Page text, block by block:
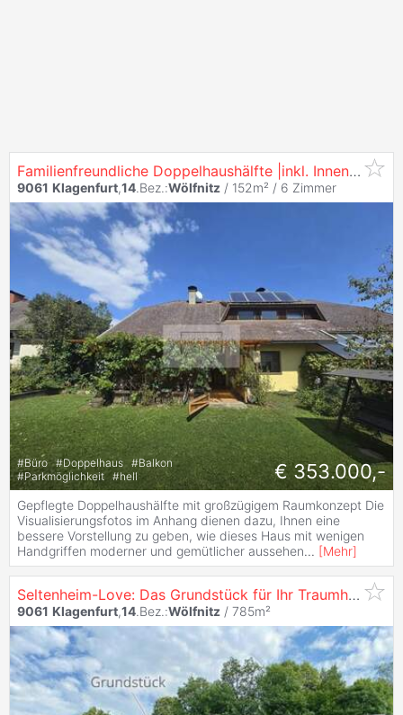
Familienfreundliche Doppelhaushälfte |inkl. Innenraumvisualisierung | Stadtnähe | 5 Zimmer |
9061 Klagenfurt,14.Bez.:Wölfnitz / 152m² / 6 Zimmer
#Büro #Doppelhaus #Balkon
#Parkmöglichkeit #hell € 353.000,-
Gepflegte Doppelhaushälfte mit großzügigem Raumkonzept Die
Visualisierungsfotos im Anhang dienen dazu, Ihnen eine
bessere Vorstellung zu geben, wie dieses Haus mit wenigen
Handgriffen moderner und gemütlicher aussehen... [Mehr]
Seltenheim-Love: Das Grundstück für Ihr Traumhaus in
9061 Klagenfurt,14.Bez.:Wölfnitz / 785m²